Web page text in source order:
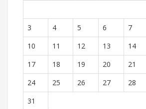
3
4 5 6 7
10
11 12 13 14
17
18 19 20 21
24
25 26 27 28
31